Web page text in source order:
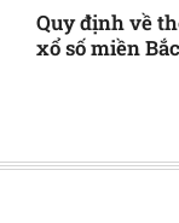
Quy định về
xổ số miền